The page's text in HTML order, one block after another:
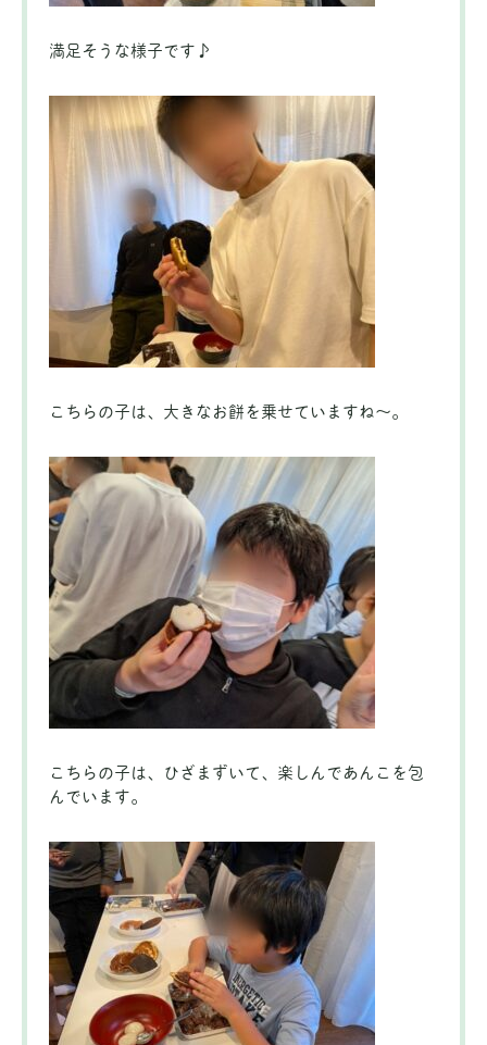
満足そうな様子です♪
こちらの子は、大きなお餅を乗せていますね～。
こちらの子は、ひざまずいて、楽しんであんこを包
んでいます。